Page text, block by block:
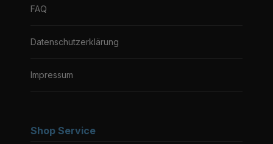
FAQ
Datenschutzerklärung
Impressum
Shop Service